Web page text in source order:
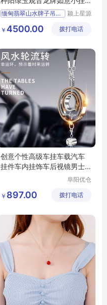
坠男女
缅甸翡翠山水牌子吊坠高冰
颍上星源
有限公司
￥ 4500.00 拨打电话
创意个性高级车挂车载汽车
挂件车内挂饰车后视镜男士
阜阳优仓
限公司
￥ 897.00 拨打电话